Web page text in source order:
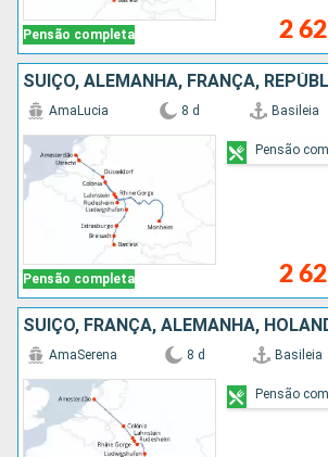
Pensão completa 2
Pensão completa
AmaLucia 8 d Basileia
2
Pensão
SUÍÇO, FRANÇA, ALEMANHA,
AmaSerena 8 d Basileia
Pensão